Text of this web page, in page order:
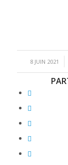
8 JUIN 2021
/